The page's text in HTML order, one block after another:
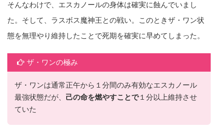
そんなわけで、エスカノールの身体は確実に蝕んでいまし
た。そして、ラスボス魔神王との戦い。このときザ・ワン状
態を無理やり維持したことで死期を確実に早めてしまった。
ザ・ワンの極み
ザ・ワンは通常正午から１分間のみ有効なエスカノール
最強状態だが、 己の命を燃やすことで１分以上維持させ
ていた